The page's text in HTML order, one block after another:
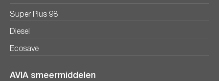
Super Plus 98
Diesel
Ecosave
AVIA smeermiddelen